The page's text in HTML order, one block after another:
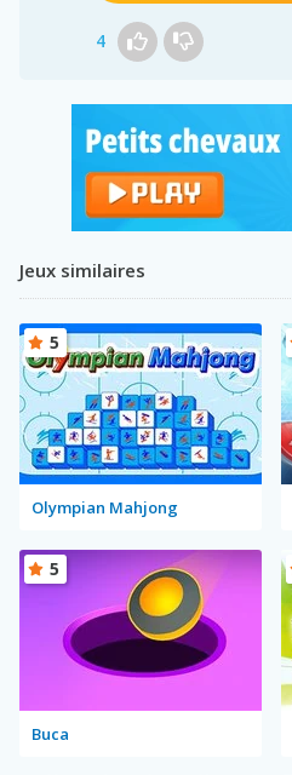
4
Jeux similaires
Olympian Mahjong
5
Buca
5